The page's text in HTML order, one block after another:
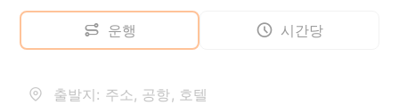
운행 시간당
출발지: 주소, 공항, 호텔